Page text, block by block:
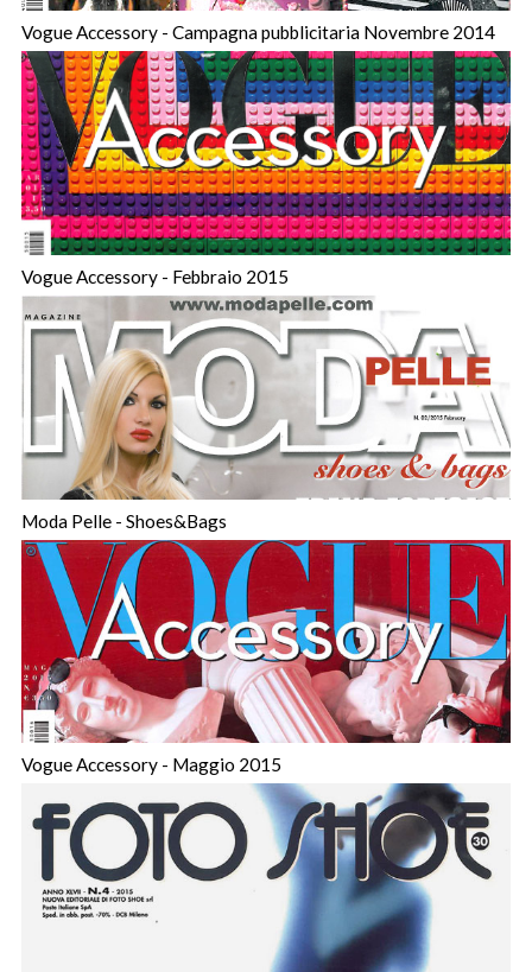
Vogue Accessory - Campagna pubblicitaria Novembre 2014
Vogue Accessory - Febbraio 2015
Moda Pelle - Shoes&Bags
Vogue Accessory - Maggio 2015